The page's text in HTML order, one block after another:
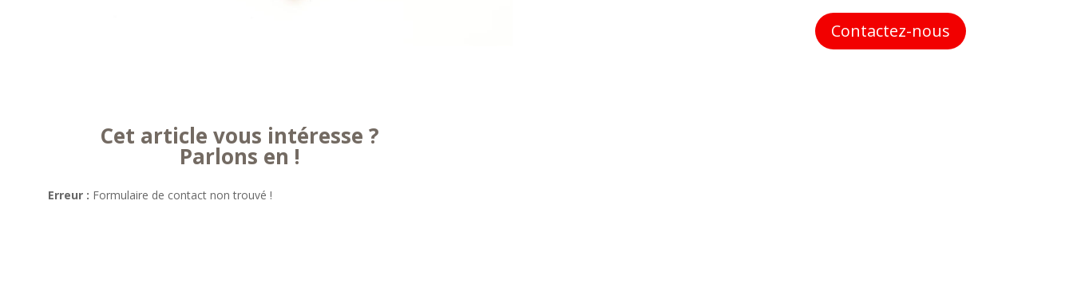
Contactez-nous
Cet article vous intéresse ?
Parlons en !
Erreur : Formulaire de contact non trouvé !